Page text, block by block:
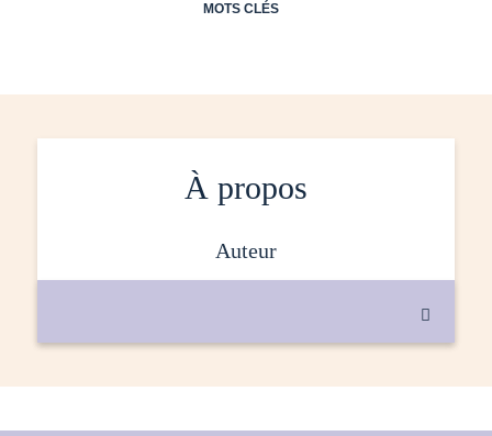
MOTS CLÉS
À propos
auteur
